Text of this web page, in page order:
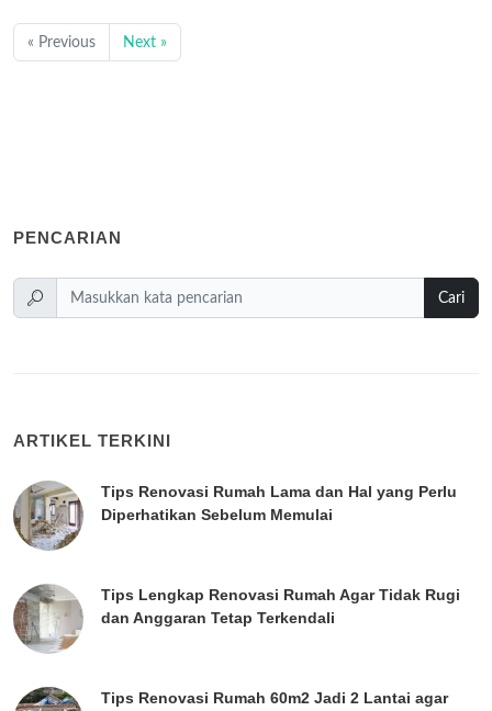
« Previous Next »
PENCARIAN
Cari
ARTIKEL TERKINI
Tips Renovasi Rumah Lama dan Hal yang Perlu
Diperhatikan Sebelum Memulai
Tips Lengkap Renovasi Rumah Agar Tidak Rugi
dan Anggaran Tetap Terkendali
Tips Renovasi Rumah 60m2 Jadi 2 Lantai agar